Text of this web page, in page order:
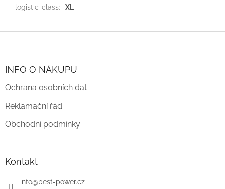
logistic-class: XL
INFO O NÁKUPU
Ochrana osobních dat
Reklamační řád
Obchodní podmínky
Kontakt
info@best-power.cz